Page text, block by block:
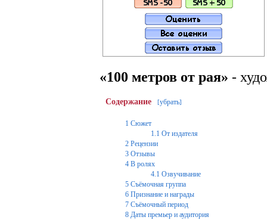
«100 метров от рая» -
Содержание [убрать]
1 Сюжет
1.1 От издателя
2 Рецензии
3 Отзывы
4 В ролях
4.1 Озвучивание
5 Съёмочная группа
6 Признание и награды
7 Съёмочный период
8 Даты премьер и аудитория